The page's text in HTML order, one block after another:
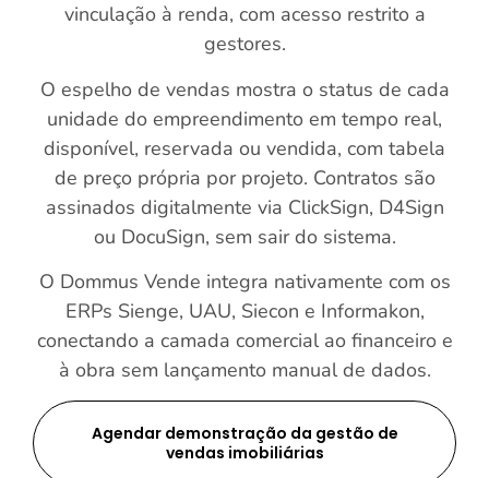
vinculação à renda, com acesso restrito a
gestores.
O espelho de vendas mostra o status de cada
unidade do empreendimento em tempo real,
disponível, reservada ou vendida, com tabela
de preço própria por projeto. Contratos são
assinados digitalmente via ClickSign, D4Sign
ou DocuSign, sem sair do sistema.
O Dommus Vende integra nativamente com os
ERPs Sienge, UAU, Siecon e Informakon,
conectando a camada comercial ao financeiro e
à obra sem lançamento manual de dados.
Agendar demonstração da gestão de
vendas imobiliárias